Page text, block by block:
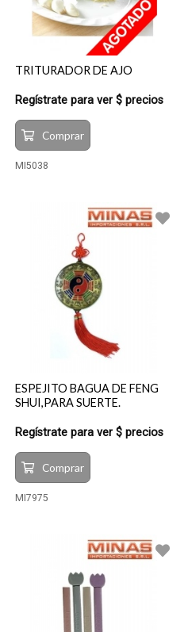
TRITURADOR DE AJO
Regístrate para ver $ precios
Comprar
MI5038
ESPEJITO BAGUA DE FENG
SHUI,PARA SUERTE.
Regístrate para ver $ precios
Comprar
MI7975